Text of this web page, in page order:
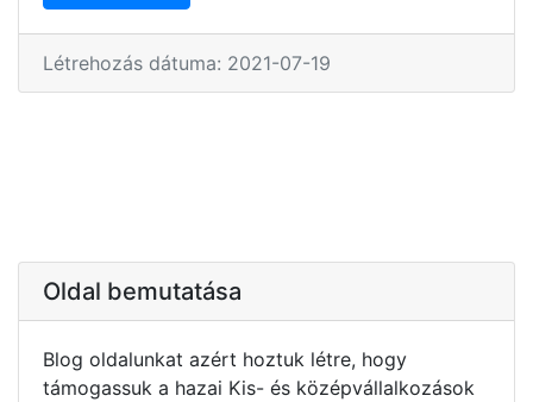
Létrehozás dátuma: 2021-07-19
Oldal bemutatása
Blog oldalunkat azért hoztuk létre, hogy
támogassuk a hazai Kis- és középvállalkozások